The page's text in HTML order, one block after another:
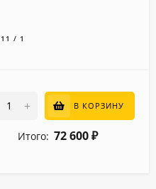
/ 1
+ В КОРЗИНУ
Итого: 72 600 ₽